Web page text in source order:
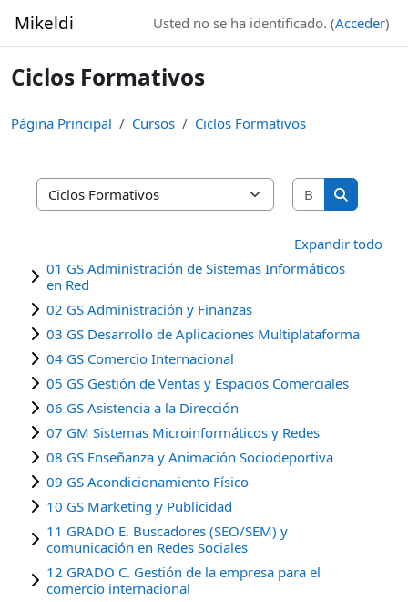
Mikeldi Usted no se ha identificado. (Acceder)
Ciclos Formativos
Página Principal Cursos Ciclos Formativos
Categorías
Buscar
Buscar
Expandir todo
01 GS Administración de Sistemas Informáticos
en Red
02 GS Administración y Finanzas
03 GS Desarrollo de Aplicaciones Multiplataforma
04 GS Comercio Internacional
05 GS Gestión de Ventas y Espacios Comerciales
06 GS Asistencia a la Dirección
07 GM Sistemas Microinformáticos y Redes
08 GS Enseñanza y Animación Sociodeportiva
09 GS Acondicionamiento Físico
10 GS Marketing y Publicidad
11 GRADO E. Buscadores (SEO/SEM) y
comunicación en Redes Sociales
12 GRADO C. Gestión de la empresa para el
comercio internacional